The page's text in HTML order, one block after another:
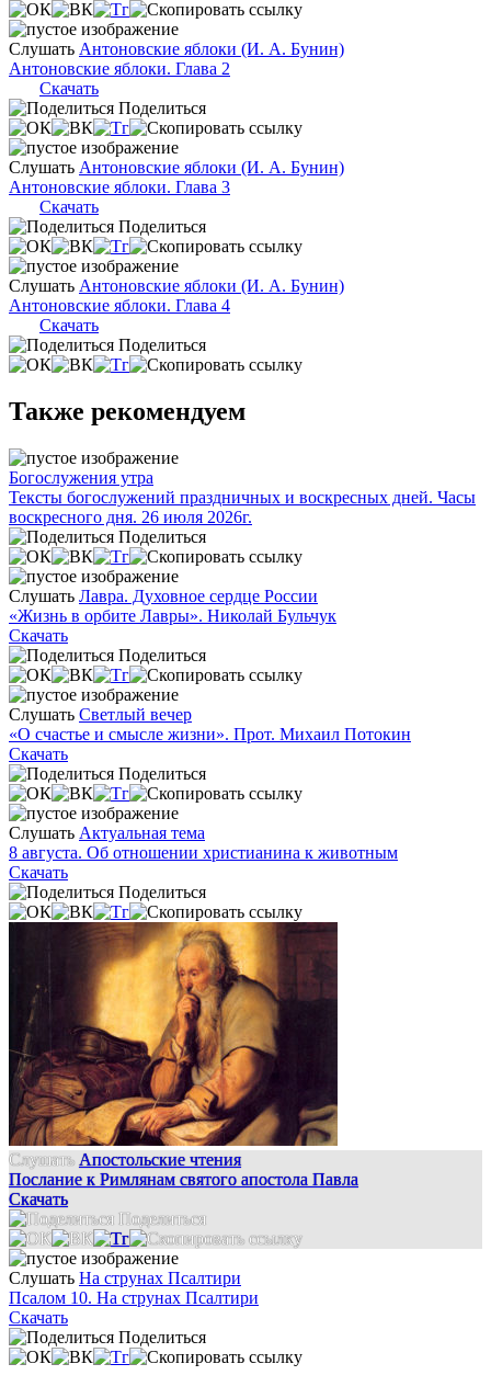
Слушать Антоновские яблоки (И. А. Бунин)
Антоновские яблоки. Глава 2
Скачать
Поделиться
Слушать Антоновские яблоки (И. А. Бунин)
Антоновские яблоки. Глава 3
Скачать
Поделиться
Слушать Антоновские яблоки (И. А. Бунин)
Антоновские яблоки. Глава 4
Скачать
Поделиться
Также рекомендуем
Богослужения утра
Тексты богослужений праздничных и воскресных дней. Часы
воскресного дня. 26 июля 2026г.
Поделиться
Слушать Лавра. Духовное сердце России
«Жизнь в орбите Лавры». Николай Бульчук
Скачать
Поделиться
Слушать Светлый вечер
«О счастье и смысле жизни». Прот. Михаил Потокин
Скачать
Поделиться
Слушать Актуальная тема
8 августа. Об отношении христианина к животным
Скачать
Поделиться
Слушать Апостольские чтения
Послание к Римлянам святого апостола Павла
Скачать
Поделиться
Слушать На струнах Псалтири
Псалом 10. На струнах Псалтири
Скачать
Поделиться